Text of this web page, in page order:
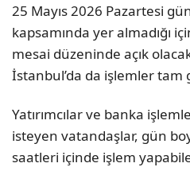
25 Mayıs 2026 Pazartesi
kapsamında yer almadığı
mesai düzeninde açık
İstanbul’da da işlemler tam
Yatırımcılar ve banka
isteyen vatandaşlar, gün
saatleri içinde işlem